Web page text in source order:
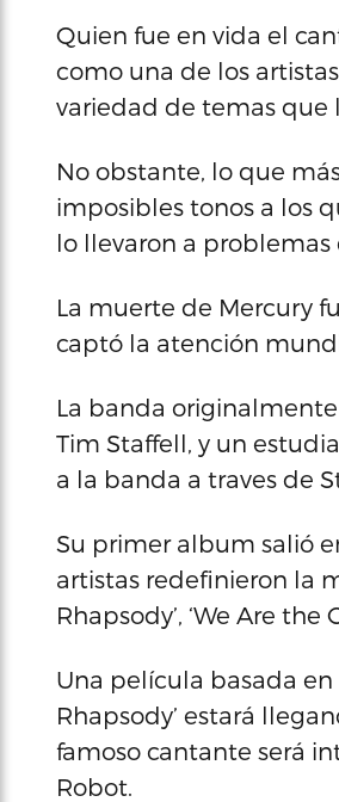
Quien fue en vida el
como una de los
variedad de temas que
No obstante, lo que
imposibles tonos a los
lo llevaron a
La muerte de Mercury
captó la atención
La banda
Tim Staffell, y un
a la banda a traves de
Su primer album salió
artistas redefinieron la
Rhapsody’, ‘We Are the
Una película basada
Rhapsody’ estará
famoso cantante será
Robot.